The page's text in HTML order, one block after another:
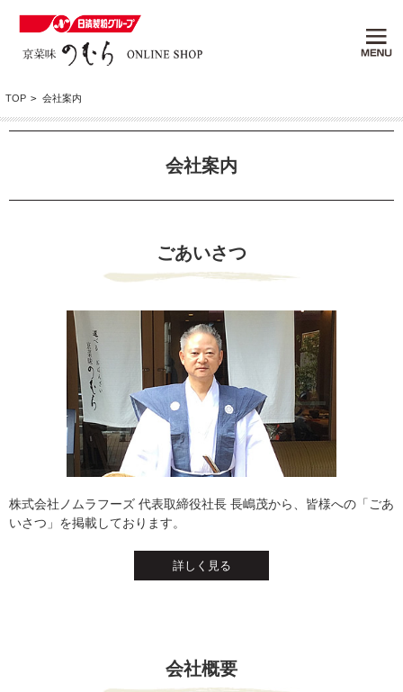
TOP > 会社案内
会社案内
ごあいさつ
株式会社ノムラフーズ 代表取締役社長 長嶋茂から、皆様への「ごあ
いさつ」を掲載しております。
詳しく見る
会社概要